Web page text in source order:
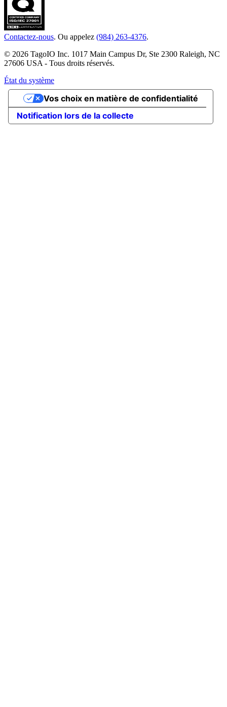
Contactez-nous. Ou appelez (984) 263-4376.
© 2026 TagoIO Inc. 1017 Main Campus Dr, Ste 2300 Raleigh, NC
27606 USA - Tous droits réservés.
État du système
Notification lors de la collecte
Vos choix en matière de confidentialité